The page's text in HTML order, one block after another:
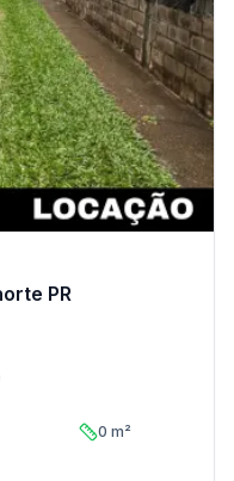
PR
0 m²